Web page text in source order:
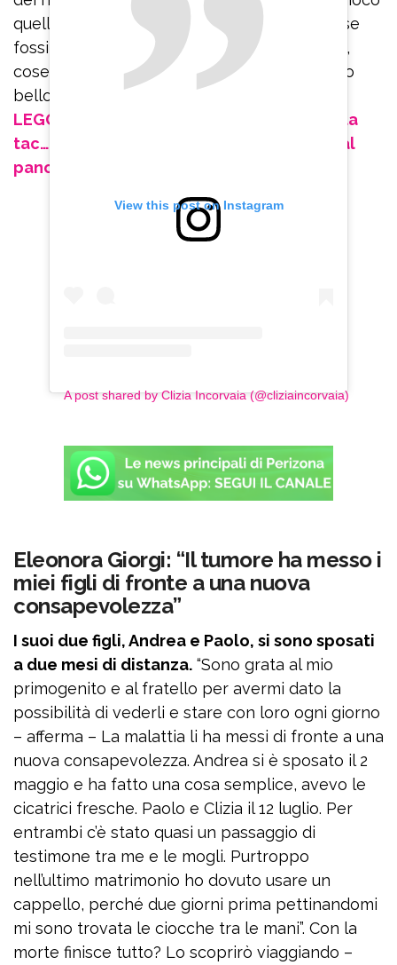
quello che mi sarebbe piaciuto fare con lui se
fossi stata bene: mi porterà i legnetti, i sassi,
cose così. Vorrei lasciargli ricordi di un tempo
bello speso insieme”.
LEGGI ANCHE: Eleonora Giorgi: “La tosse, la
tac…così ho scoperto di avere un tumore al
pancreas”
View this post on Instagram
A post shared by Clizia Incorvaia (@cliziaincorvaia)
Eleonora Giorgi: “Il tumore ha messo i
miei figli di fronte a una nuova
consapevolezza”
I suoi due figli, Andrea e Paolo, si sono sposati
a due mesi di distanza. “Sono grata al mio
primogenito e al fratello per avermi dato la
possibilità di vederli e stare con loro ogni giorno
– afferma – La malattia li ha messi di fronte a una
nuova consapevolezza. Andrea si è sposato il 2
maggio e ha fatto una cosa semplice, avevo le
cicatrici fresche. Paolo e Clizia il 12 luglio. Per
entrambi c’è stato quasi un passaggio di
testimone tra me e le mogli. Purtroppo
nell’ultimo matrimonio ho dovuto usare un
cappello, perché due giorni prima pettinandomi
mi sono trovata le ciocche tra le mani”. Con la
morte finisce tutto? Lo scoprirò viaggiando –